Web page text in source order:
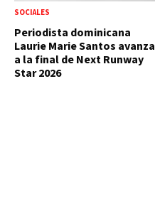
SOCIALES
Periodista dominicana
Laurie Marie Santos avanza
a la final de Next Runway
Star 2026